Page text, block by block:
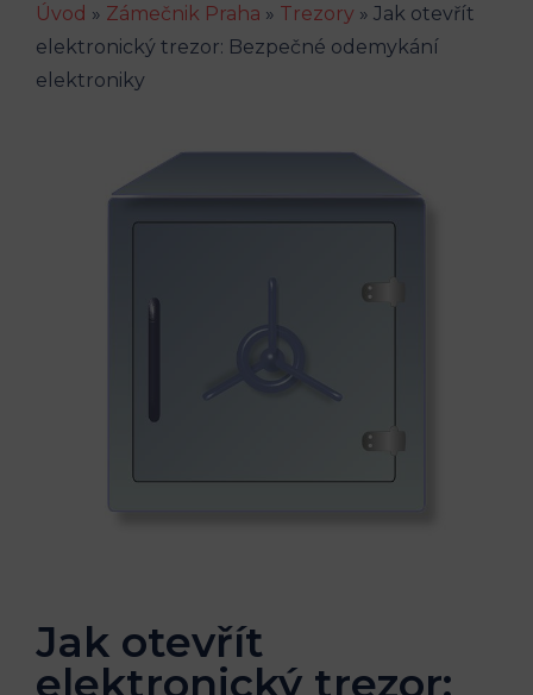
Úvod » Zámečnik Praha » Trezory » Jak otevřít
elektronický trezor: Bezpečné odemykání
elektroniky
Jak otevřít
elektronický trezor: